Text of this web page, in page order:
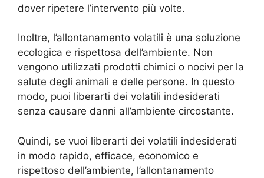
dover ripetere l’intervento più volte.
Inoltre, l’allontanamento volatili è una soluzione
ecologica e rispettosa dell’ambiente. Non
vengono utilizzati prodotti chimici o nocivi per la
salute degli animali e delle persone. In questo
modo, puoi liberarti dei volatili indesiderati
senza causare danni all’ambiente circostante.
Quindi, se vuoi liberarti dei volatili indesiderati
in modo rapido, efficace, economico e
rispettoso dell’ambiente, l’allontanamento